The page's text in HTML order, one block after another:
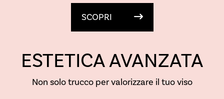
SCOPRI
ESTETICA AVANZATA
Non solo trucco per valorizzare il tuo viso